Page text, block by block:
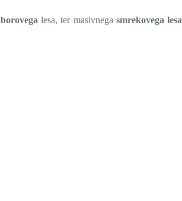
borovegalesa, ter masivnega smrekovega lesa